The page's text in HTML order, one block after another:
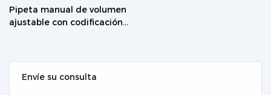
Envíe su consulta
Pipeta manual de volumen
ajustable con codificación